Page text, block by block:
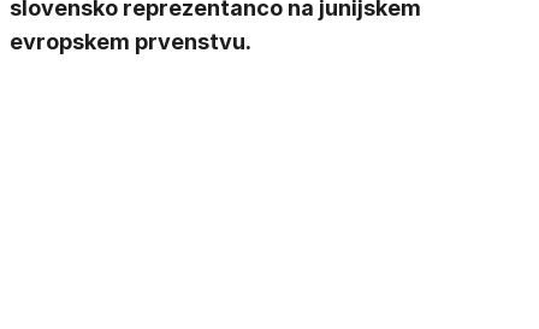
slovensko reprezentanco na junijskem
evropskem prvenstvu.